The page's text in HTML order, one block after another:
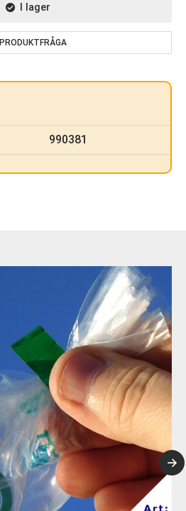
I lager
PRODUKTFRÅGA
990381